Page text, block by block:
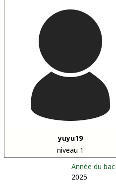
yuyu19
niveau 1
Année du bac
2025